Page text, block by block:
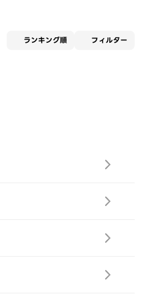
ランキング順 フィルター